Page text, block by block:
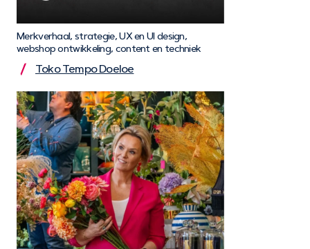
Merkverhaal, strategie, UX en UI design,
webshop ontwikkeling, content en techniek
Toko Tempo Doeloe